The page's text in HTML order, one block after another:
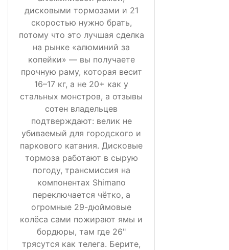
дисковыми тормозами и 21
скоростью нужно брать,
потому что это лучшая сделка
на рынке «алюминий за
копейки» — вы получаете
прочную раму, которая весит
16–17 кг, а не 20+ как у
стальных монстров, а отзывы
сотен владельцев
подтверждают: велик не
убиваемый для городского и
паркового катания. Дисковые
тормоза работают в сырую
погоду, трансмиссия на
компонентах Shimano
переключается чётко, а
огромные 29-дюймовые
колёса сами пожирают ямы и
бордюры, там где 26"
трясутся как телега. Берите,